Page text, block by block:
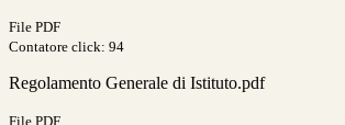
File PDF
Contatore click: 94
Regolamento Generale di Istituto.pdf
File PDF